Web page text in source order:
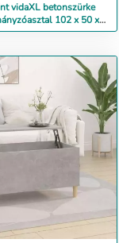
vidaXL betonszürke
102 x 50 x